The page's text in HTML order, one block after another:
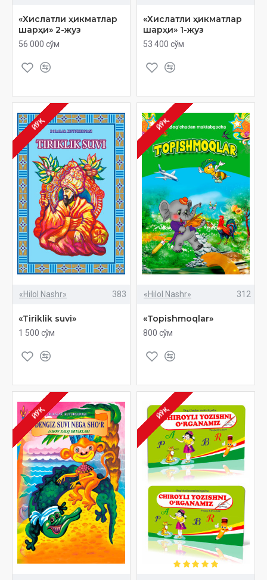
«Хислатли ҳикматлар
шарҳи» 2-жуз
56 000 сўм
«Хислатли ҳикматлар
шарҳи» 1-жуз
53 400 сўм
ЙЎҚ
«Hilol Nashr» 383
«Tiriklik suvi»
1 500 сўм
ЙЎҚ
«Hilol Nashr» 312
«Topishmoqlar»
800 сўм
ЙЎҚ ЙЎҚ